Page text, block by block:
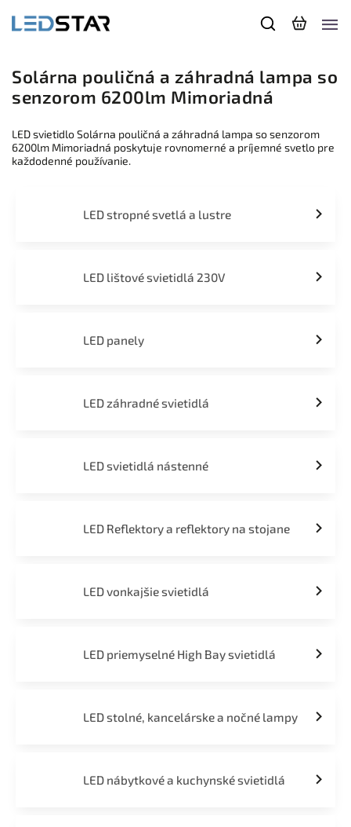
Solárna pouličná a záhradná lampa so
senzorom 6200lm Mimoriadná
LED svietidlo Solárna pouličná a záhradná lampa so senzorom
6200lm Mimoriadná poskytuje rovnomerné a príjemné svetlo pre
každodenné používanie.
LED stropné svetlá a lustre
LED lištové svietidlá 230V
LED panely
LED záhradné svietidlá
LED svietidlá nástenné
LED Reflektory a reflektory na stojane
LED vonkajšie svietidlá
LED priemyselné High Bay svietidlá
LED stolné, kancelárske a nočné lampy
LED nábytkové a kuchynské svietidlá